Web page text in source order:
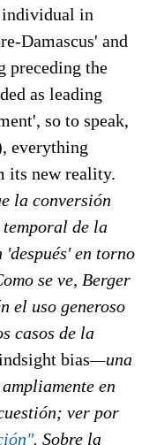
individual in
Damascus' and
preceding the
as leading
so to speak,
everything
its new reality.
la conversión
de la
en torno
se ve, Berger
el uso generoso
casos de la
bias—una
en
ver por
. Sobre la